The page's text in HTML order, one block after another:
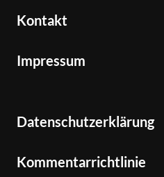
Kontakt
Impressum
Datenschutzerklärung
Kommentarrichtlinie